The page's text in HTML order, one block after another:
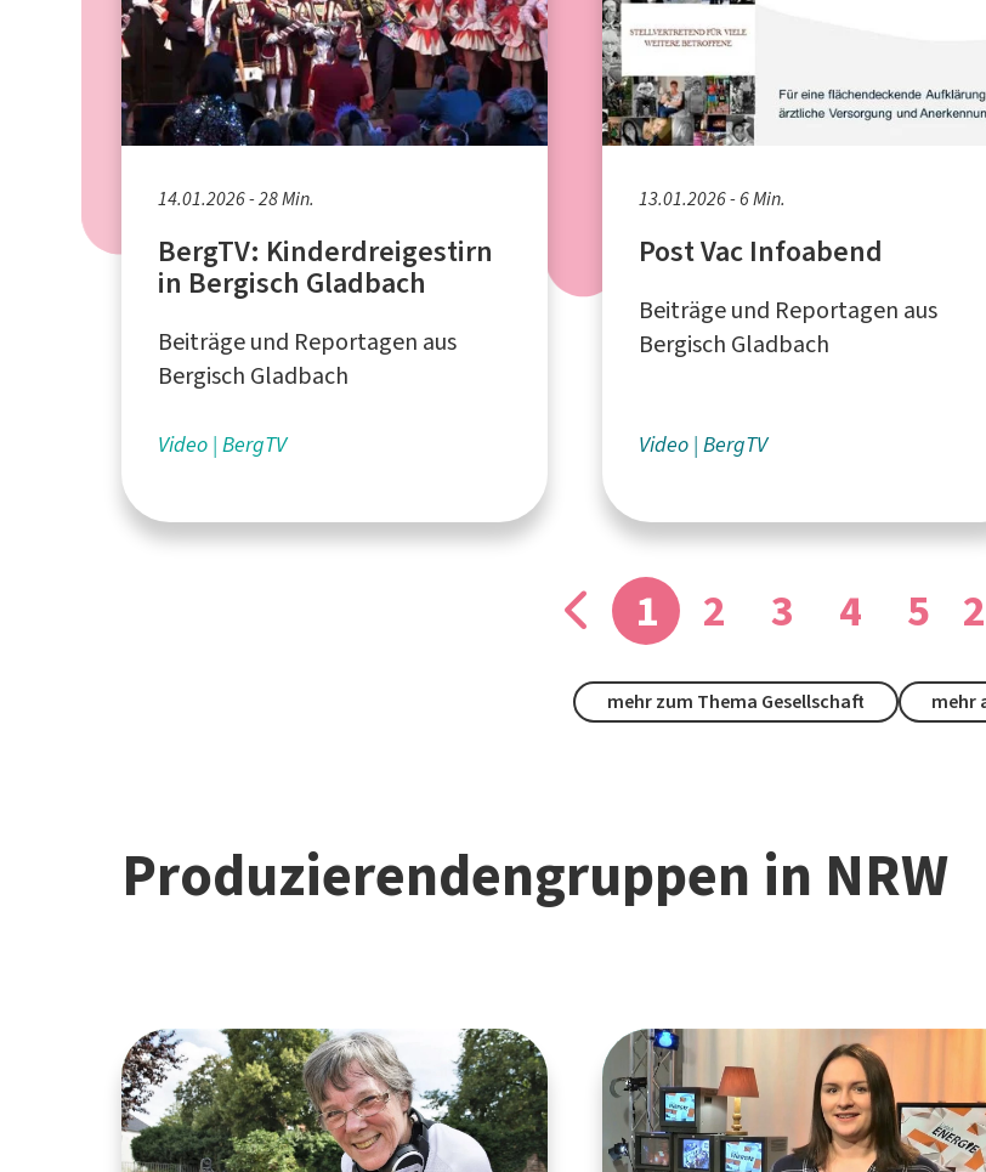
14.01.2026 - 28 Min.
BergTV: Kinderdreigestirn
in Bergisch Gladbach
Beiträge und Reportagen aus
Bergisch Gladbach
Video BergTV
13.01.2026 - 6 Min.
Post Vac Infoabend
Beiträge und Reportagen aus
Bergisch Gladbach
Video BergTV
1 2 3 4 5
mehr zum Thema Gesellschaft mehr
Produzierendengruppen in NRW